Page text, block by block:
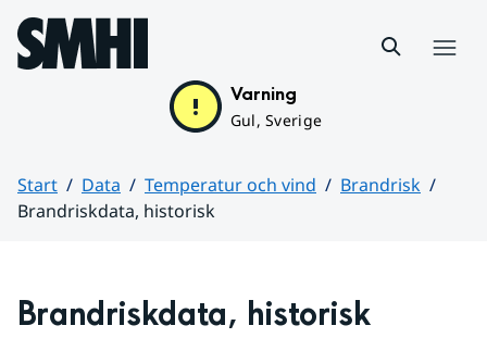
Hoppa till sidans innehåll
Varning
Gul, Sverige
Start Data Temperatur och vind
Brandrisk
Brandriskdata, historisk
Brandriskdata, historisk